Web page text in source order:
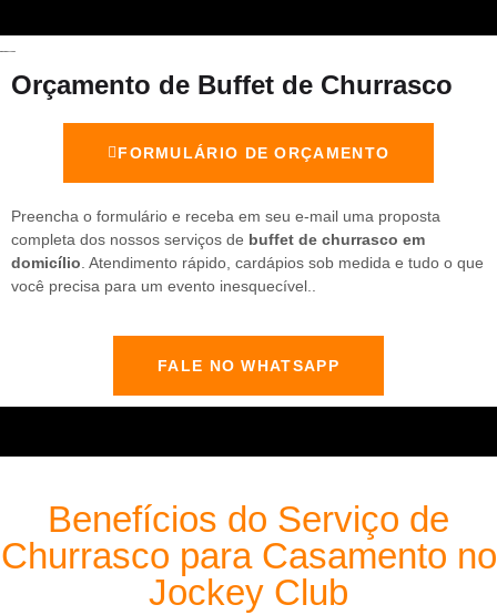
Orçamento de Buffet de Churrasco
FORMULÁRIO DE ORÇAMENTO
Preencha o formulário e receba em seu e-mail uma proposta
completa dos nossos serviços de buffet de churrasco em
domicílio . Atendimento rápido, cardápios sob medida e tudo o que
você precisa para um evento inesquecível..
FALE NO WHATSAPP
Benefícios do Serviço de
Churrasco para Casamento no
Jockey Club